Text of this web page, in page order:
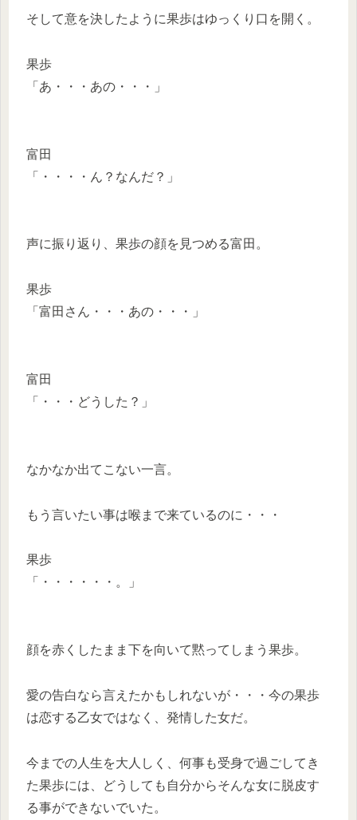
そして意を決したように果歩はゆっくり口を開く。
果歩
「あ・・・あの・・・」
富田
「・・・・ん？なんだ？」
声に振り返り、果歩の顔を見つめる富田。
果歩
「富田さん・・・あの・・・」
富田
「・・・どうした？」
なかなか出てこない一言。
もう言いたい事は喉まで来ているのに・・・
果歩
「・・・・・・。」
顔を赤くしたまま下を向いて黙ってしまう果歩。
愛の告白なら言えたかもしれないが・・・今の果歩
は恋する乙女ではなく、発情した女だ。
今までの人生を大人しく、何事も受身で過ごしてき
た果歩には、どうしても自分からそんな女に脱皮す
る事ができないでいた。